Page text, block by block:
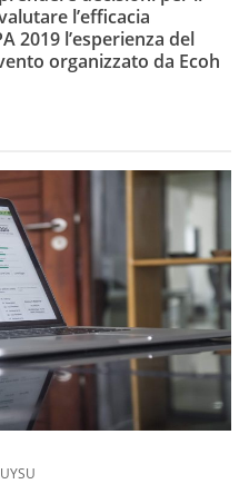
l’efficacia
2019 l’esperienza del
organizzato da Ecoh